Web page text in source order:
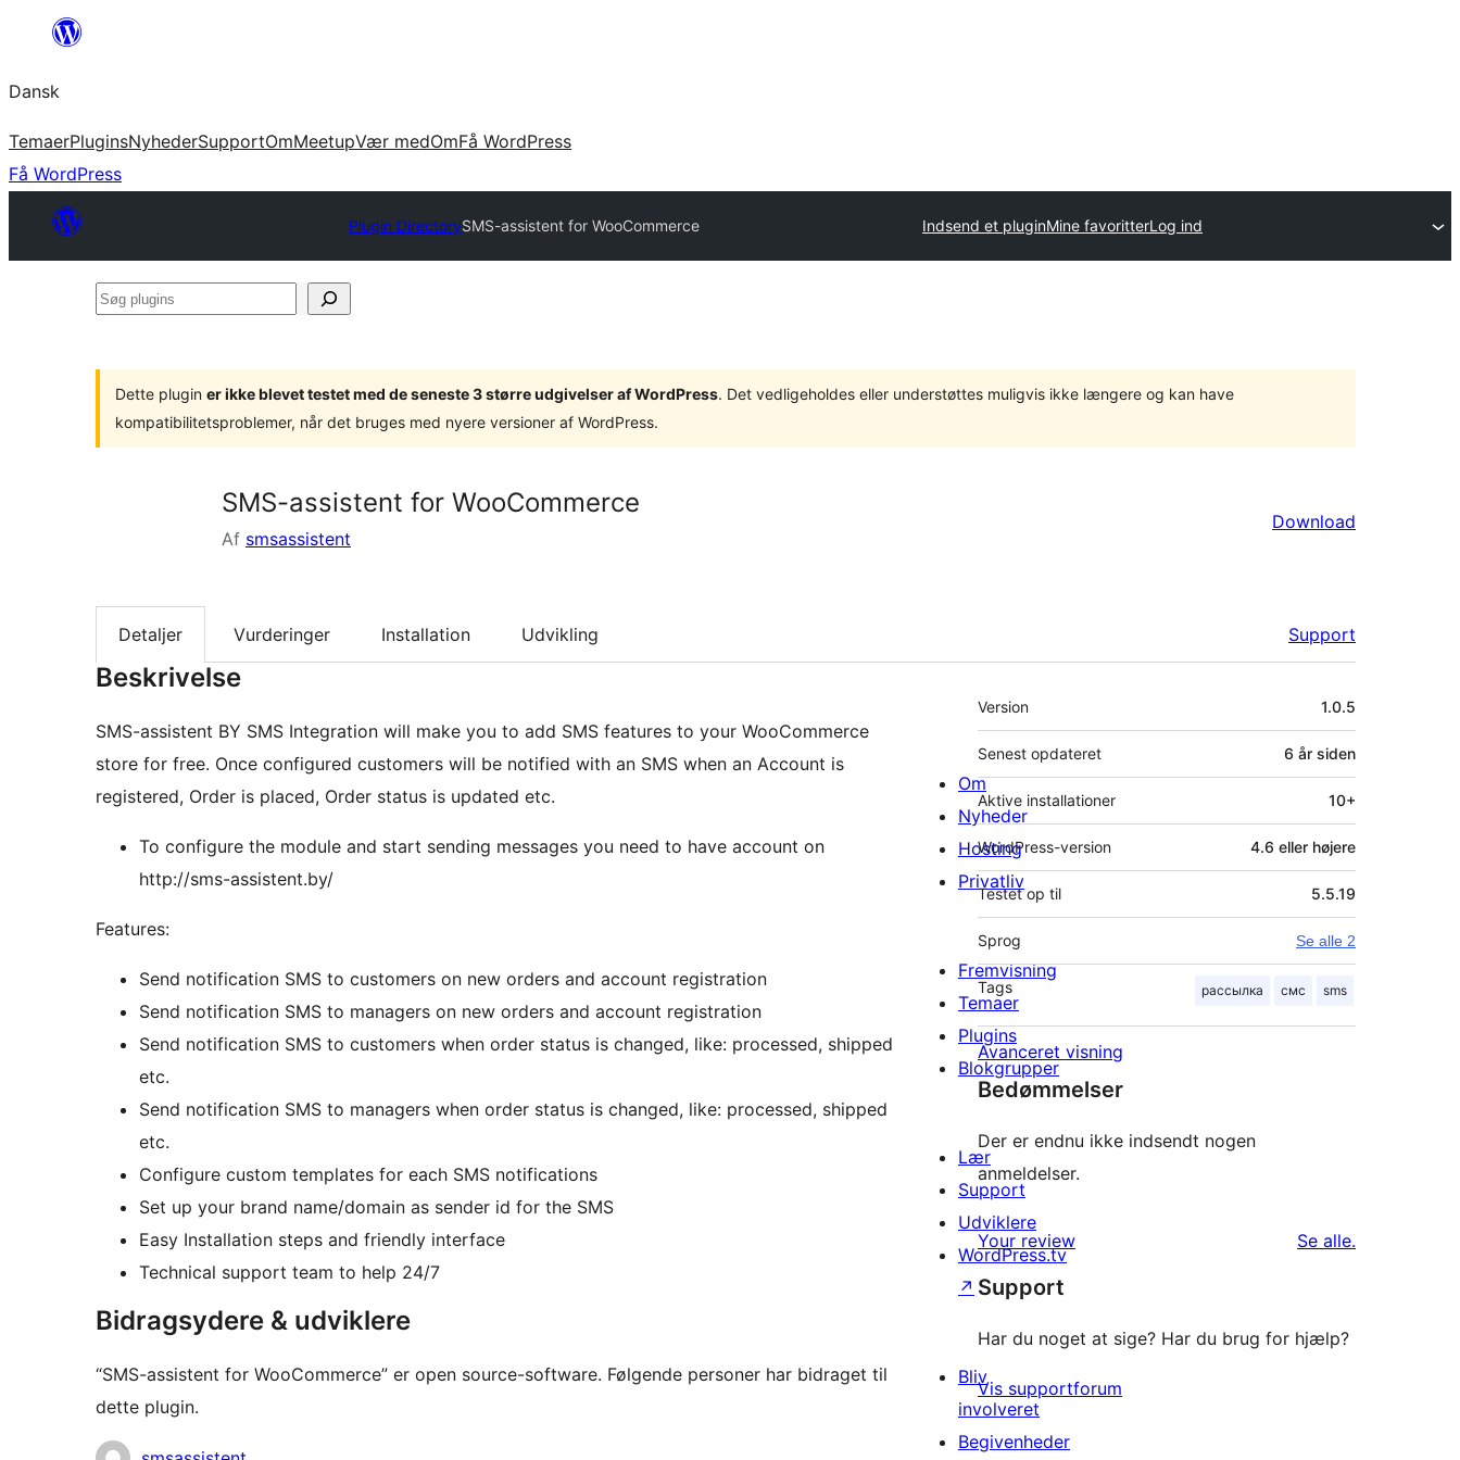
Spring
indhold
Dansk
TemaerPluginsNyhederSupportOmMeetupVær medOmFå WordPress
Få WordPress
Plugin DirectorySMS-assistent for WooCommerce Indsend et pluginMine favoritterLog ind
Søg
Dette plugin er ikke blevet testet med de seneste 3 større udgivelser af WordPress. Det vedligeholdes eller understøttes muligvis ikke længere og kan have
kompatibilitetsproblemer, når det bruges med nyere versioner af WordPress.
SMS-assistent for WooCommerce
Af smsassistent
Download
Detaljer Vurderinger Installation Udvikling Support
Beskrivelse
SMS-assistent BY SMS Integration will make you to add SMS features to your WooCommerce
store for free. Once configured customers will be notified with an SMS when an Account is
registered, Order is placed, Order status is updated etc.
To configure the module and start sending messages you need to have account on
http://sms-assistent.by/
Features:
Send notification SMS to customers on new orders and account registration
Send notification SMS to managers on new orders and account registration
Send notification SMS to customers when order status is changed, like: processed, shipped
etc.
Send notification SMS to managers when order status is changed, like: processed, shipped
etc.
Configure custom templates for each SMS notifications
Set up your brand name/domain as sender id for the SMS
Easy Installation steps and friendly interface
Technical support team to help 24/7
Bidragsydere & udviklere
“SMS-assistent for WooCommerce” er open source-software. Følgende personer har bidraget til
dette plugin.
Meta
Version 1.0.5
Senest opdateret 6 år siden
Aktive installationer 10+
WordPress-version 4.6 eller højere
Testet op til 5.5.19
Sprog Se alle 2
Tags рассылка смс sms
Avanceret visning
Bedømmelser
Der er endnu ikke indsendt nogen
anmeldelser.
Your review Se alleanmeldelser
.
Support
Har du noget at sige? Har du brug for hjælp?
Vis supportforum
Om
Nyheder
Hosting
Privatliv
Fremvisning
Temaer
Plugins
Blokgrupper
Lær
Support
Udviklere
WordPress.tv
↗
Bliv
involveret
Begivenheder